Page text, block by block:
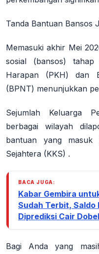
Tanda Bantuan Bansos
Memasuki akhir Mei
sosial (bansos)
Harapan (PKH) dan
(BPNT) menunjukkan
Sejumlah Keluarga
berbagai wilayah
bantuan yang masuk
Sejahtera (KKS) .
BACA JUGA:
Kabar Gembira
Sudah Terbit, Saldo
Diprediksi Cair Dobel
Bagi Anda yang